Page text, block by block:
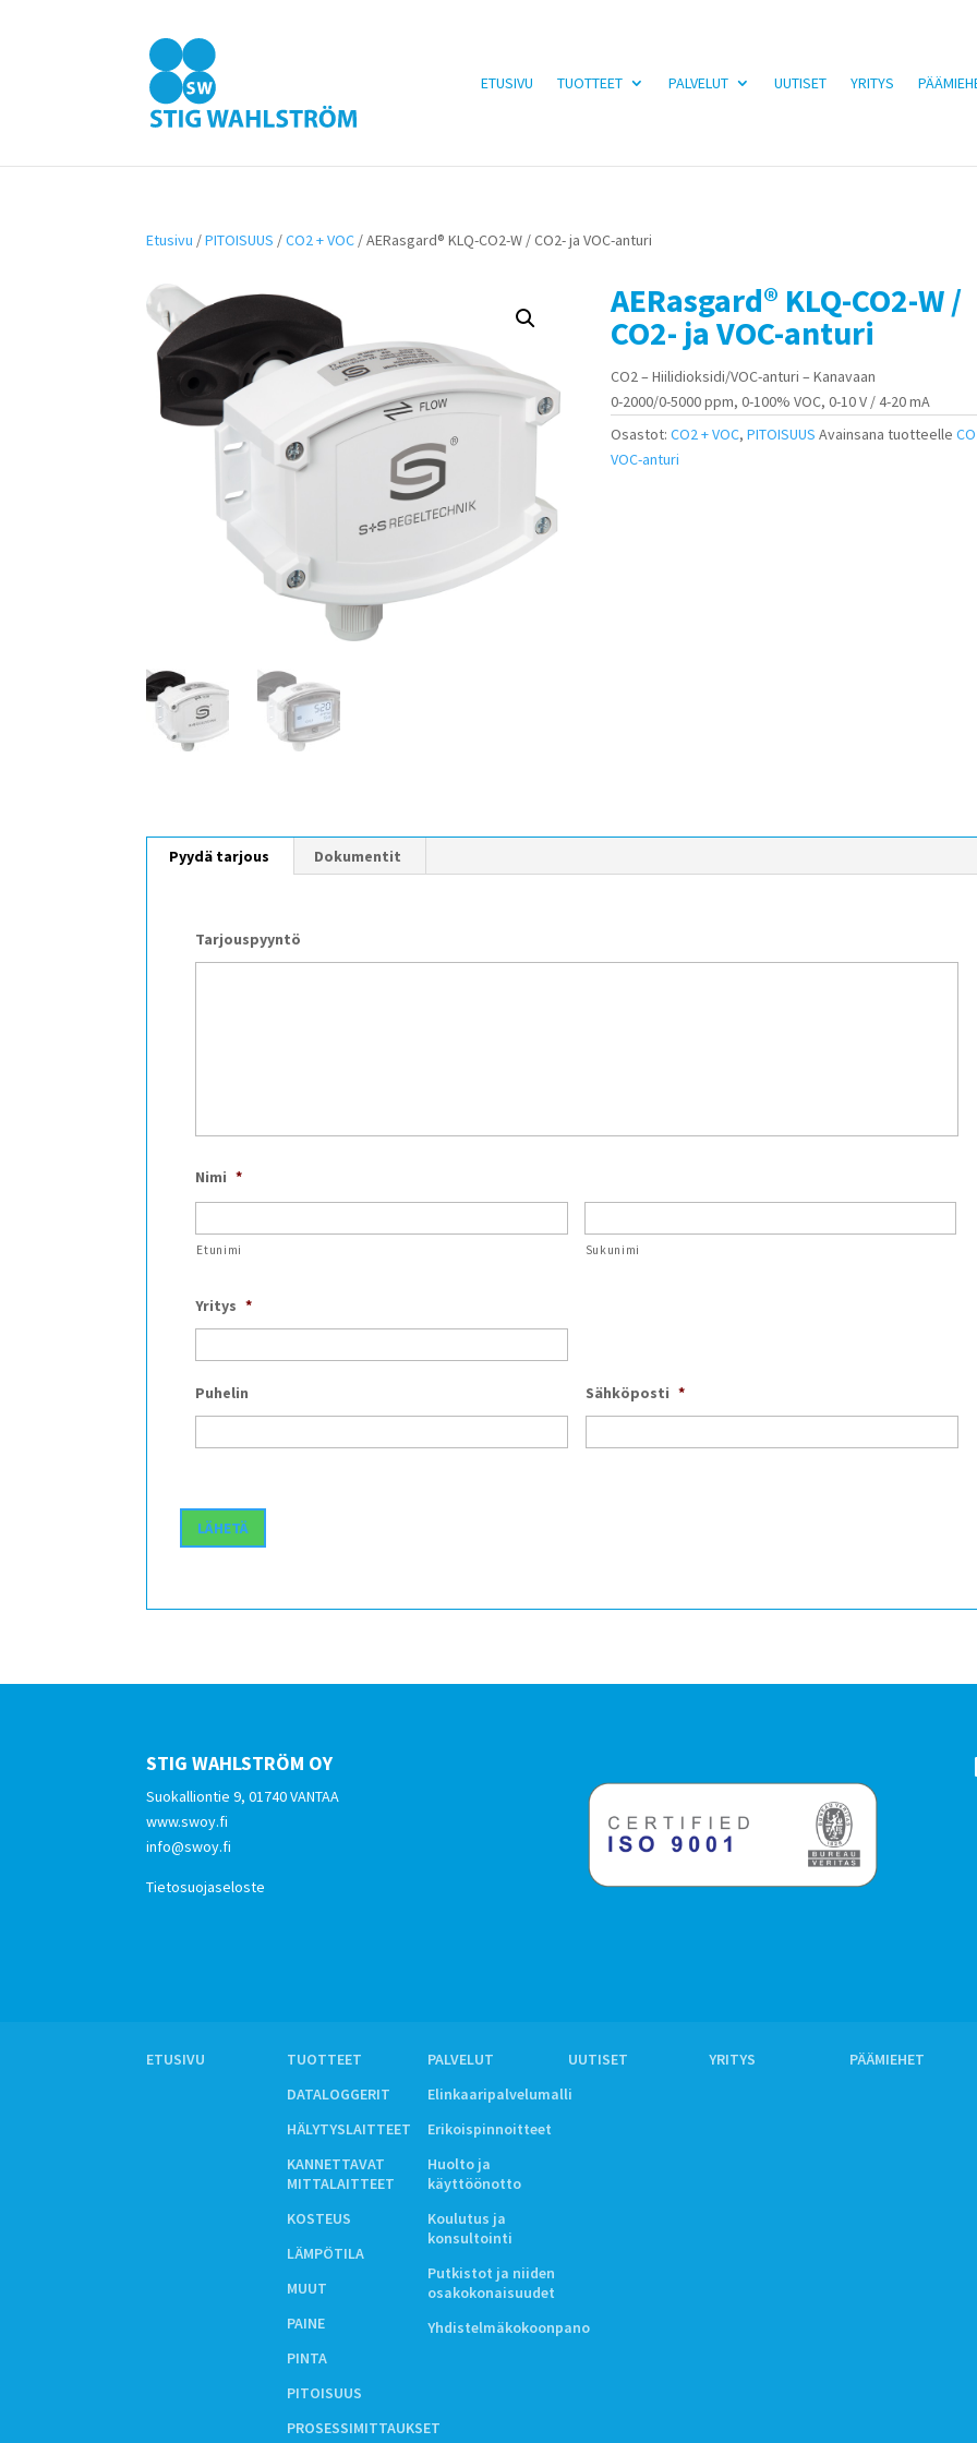
ETUSIVU TUOTTEET PALVELUT UUTISET YRITYS
Etusivu /PITOISUUS /CO2 + VOC / AERasgard® KLQ-CO2-W / CO2- ja VOC-anturi
AERasgard® KLQ-CO2-W /
CO2- ja VOC-anturi
CO2 – Hiilidioksidi/VOC-anturi – Kanavaan
0-2000/0-5000 ppm, 0-100% VOC, 0-10 V / 4-20 mA
Osastot:CO2 + VOC,PITOISUUS Avainsana tuotteelle
VOC-anturi
Pyydä tarjous Dokumentit
Tarjouspyyntö
Nimi *
Etunimi Sukunimi
Yritys *
Puhelin Sähköposti *
STIG WAHLSTRÖM OY
Suokalliontie 9, 01740 VANTAA
www.swoy.fi
info@swoy.fi
Tietosuojaseloste
ETUSIVU
TUOTTEET
DATALOGGERIT
HÄLYTYSLAITTEET
KANNETTAVAT
MITTALAITTEET
KOSTEUS
LÄMPÖTILA
MUUT
PAINE
PINTA
PITOISUUS
PROSESSIMITTAUKSET
PALVELUT
Elinkaaripalvelumalli
Erikoispinnoitteet
Huolto ja
käyttöönotto
Koulutus ja
konsultointi
Putkistot ja niiden
osakokonaisuudet
Yhdistelmäkokoonpano
UUTISET YRITYS PÄÄMIEHET